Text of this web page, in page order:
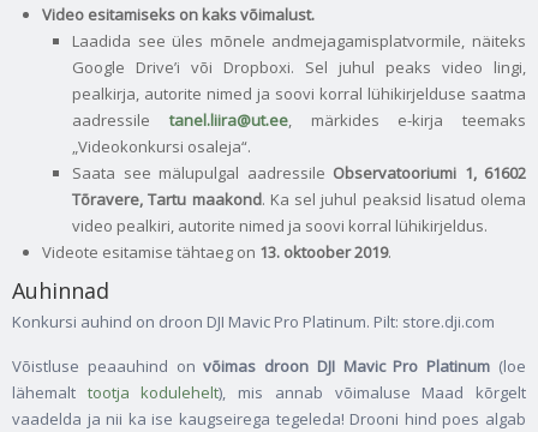
Video esitamiseks on kaks võimalust.
Laadida see üles mõnele andmejagamisplatvormile, näiteks
Google Drive’i või Dropboxi. Sel juhul peaks video lingi,
pealkirja, autorite nimed ja soovi korral lühikirjelduse saatma
aadressile tanel.liira@ut.ee, märkides e-kirja teemaks
„Videokonkursi osaleja“.
Saata see mälupulgal aadressile Observatooriumi 1, 61602
Tõravere, Tartu maakond. Ka sel juhul peaksid lisatud olema
video pealkiri, autorite nimed ja soovi korral lühikirjeldus.
Videote esitamise tähtaeg on 13. oktoober 2019.
Auhinnad
Konkursi auhind on droon DJI Mavic Pro Platinum. Pilt: store.dji.com
Võistluse peaauhind onvõimas droon DJI Mavic Pro Platinum (loe
lähemalt tootja kodulehelt), mis annab võimaluse Maad kõrgelt
vaadelda ja nii ka ise kaugseirega tegeleda! Drooni hind poes algab